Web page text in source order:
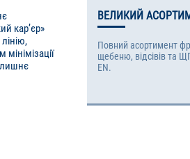
кар’єр»
ВЕЛИКИЙ
Повний асортимент
щебеню, відсівів та
EN.